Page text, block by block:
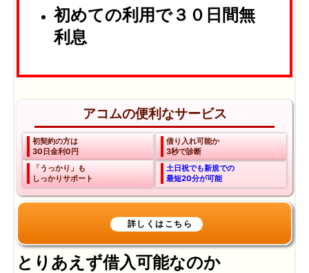
初めての利用で３０日間無
利息
アコムの便利なサービス
初契約の方は
30日金利0円
借り入れ可能か
3秒で診断
「うっかり」も
しっかりサポート
土日祝でも新規での
最短20分が可能
とりあえず借入可能なのか